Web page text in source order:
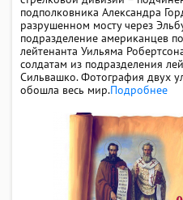
подполковника Александра
разрушенном мосту через
подразделение американцев
лейтенанта Уильяма
солдатам из подразделения
Сильвашко. Фотография двух
обошла весь мир.Подробнее